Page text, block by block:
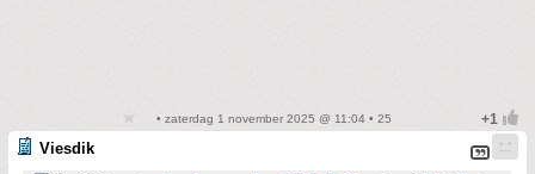
• zaterdag 1 november 2025 @ 11:04 • 25
Viesdik